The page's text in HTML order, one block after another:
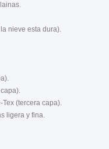
nieve esta dura).
(tercera capa).
ligera y fina.